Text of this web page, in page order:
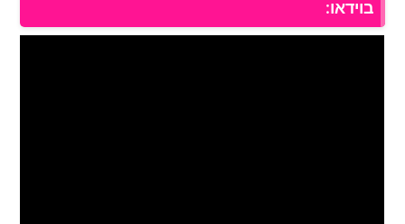
בוידאו: